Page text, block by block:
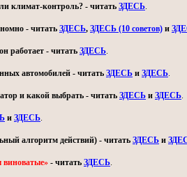
климат-контроль? - читать ЗДЕСЬ.
- читать ЗДЕСЬ, ЗДЕСЬ (10 советов) и
работает - читать ЗДЕСЬ.
автомобилей - читать ЗДЕСЬ и ЗДЕСЬ.
и какой выбрать - читать ЗДЕСЬ и ЗДЕСЬ.
и ЗДЕСЬ.
алгоритм действий) - читать ЗДЕСЬ и
виноватые» - читать ЗДЕСЬ.